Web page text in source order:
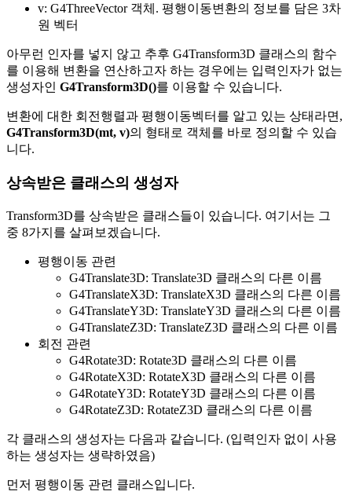
v: G4ThreeVector 객체. 평행이동변환의 정보를 담은 3차
원 벡터
아무런 인자를 넣지 않고 추후 G4Transform3D 클래스의 함수
를 이용해 변환을 연산하고자 하는 경우에는 입력인자가 없는
생성자인 G4Transform3D()를 이용할 수 있습니다.
변환에 대한 회전행렬과 평행이동벡터를 알고 있는 상태라면,
G4Transform3D(mt, v)의 형태로 객체를 바로 정의할 수 있습
니다.
상속받은 클래스의 생성자
Transform3D를 상속받은 클래스들이 있습니다. 여기서는 그
중 8가지를 살펴보겠습니다.
평행이동 관련
G4Translate3D: Translate3D 클래스의 다른 이름
G4TranslateX3D: TranslateX3D 클래스의 다른 이름
G4TranslateY3D: TranslateY3D 클래스의 다른 이름
G4TranslateZ3D: TranslateZ3D 클래스의 다른 이름
회전 관련
G4Rotate3D: Rotate3D 클래스의 다른 이름
G4RotateX3D: RotateX3D 클래스의 다른 이름
G4RotateY3D: RotateY3D 클래스의 다른 이름
G4RotateZ3D: RotateZ3D 클래스의 다른 이름
각 클래스의 생성자는 다음과 같습니다. (입력인자 없이 사용
하는 생성자는 생략하였음)
먼저 평행이동 관련 클래스입니다.